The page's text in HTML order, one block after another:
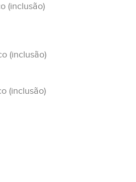
(inclusão)
(inclusão)
(inclusão)